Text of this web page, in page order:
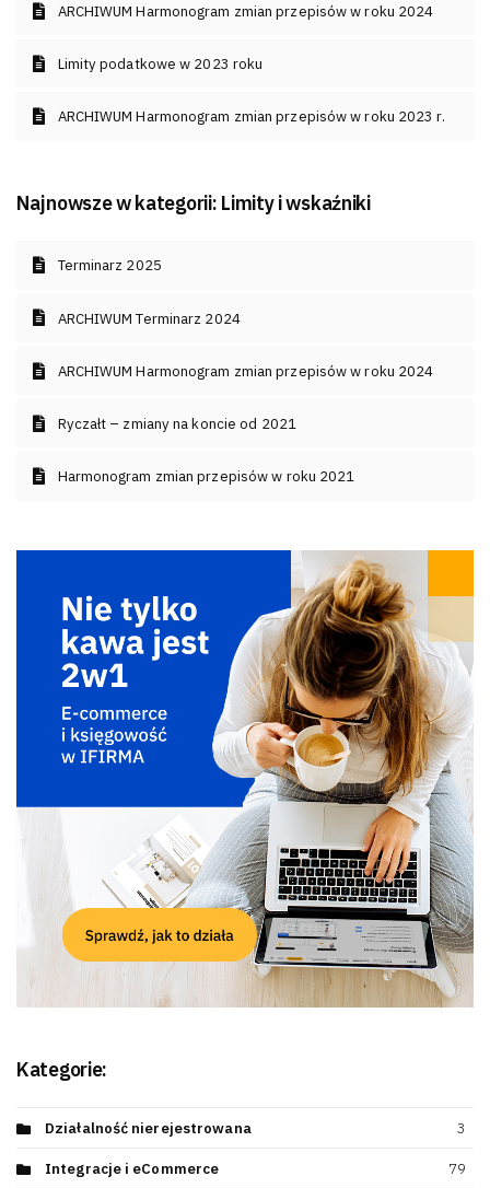
ARCHIWUM Harmonogram zmian przepisów w roku 2024
Limity podatkowe w 2023 roku
ARCHIWUM Harmonogram zmian przepisów w roku 2023 r.
Najnowsze w kategorii: Limity i wskaźniki
Terminarz 2025
ARCHIWUM Terminarz 2024
ARCHIWUM Harmonogram zmian przepisów w roku 2024
Ryczałt – zmiany na koncie od 2021
Harmonogram zmian przepisów w roku 2021
Kategorie:
Działalność nierejestrowana 3
Integracje i eCommerce 79